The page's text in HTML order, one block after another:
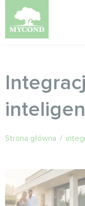
Strona główna /